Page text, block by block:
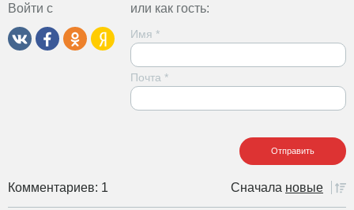
Войти с или как гость:
Имя *
Почта *
Комментариев: 1 Сначала новые